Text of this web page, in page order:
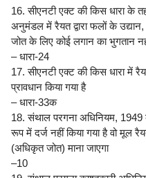
16. सीएनटी एक्ट की किस धारा के
अनुमंडल में रैयत द्वारा फलों के
जोत के लिए कोई लगान का भुगतान
– धारा-24
17. सीएनटी एक्ट की किस धारा
प्रावधान किया गया है
– धारा-33क
18. संथाल परगना अधिनियम, 1949
रूप में दर्ज नहीं किया गया है वो मूल
(अधिकृत जोत) माना जाएगा
–10